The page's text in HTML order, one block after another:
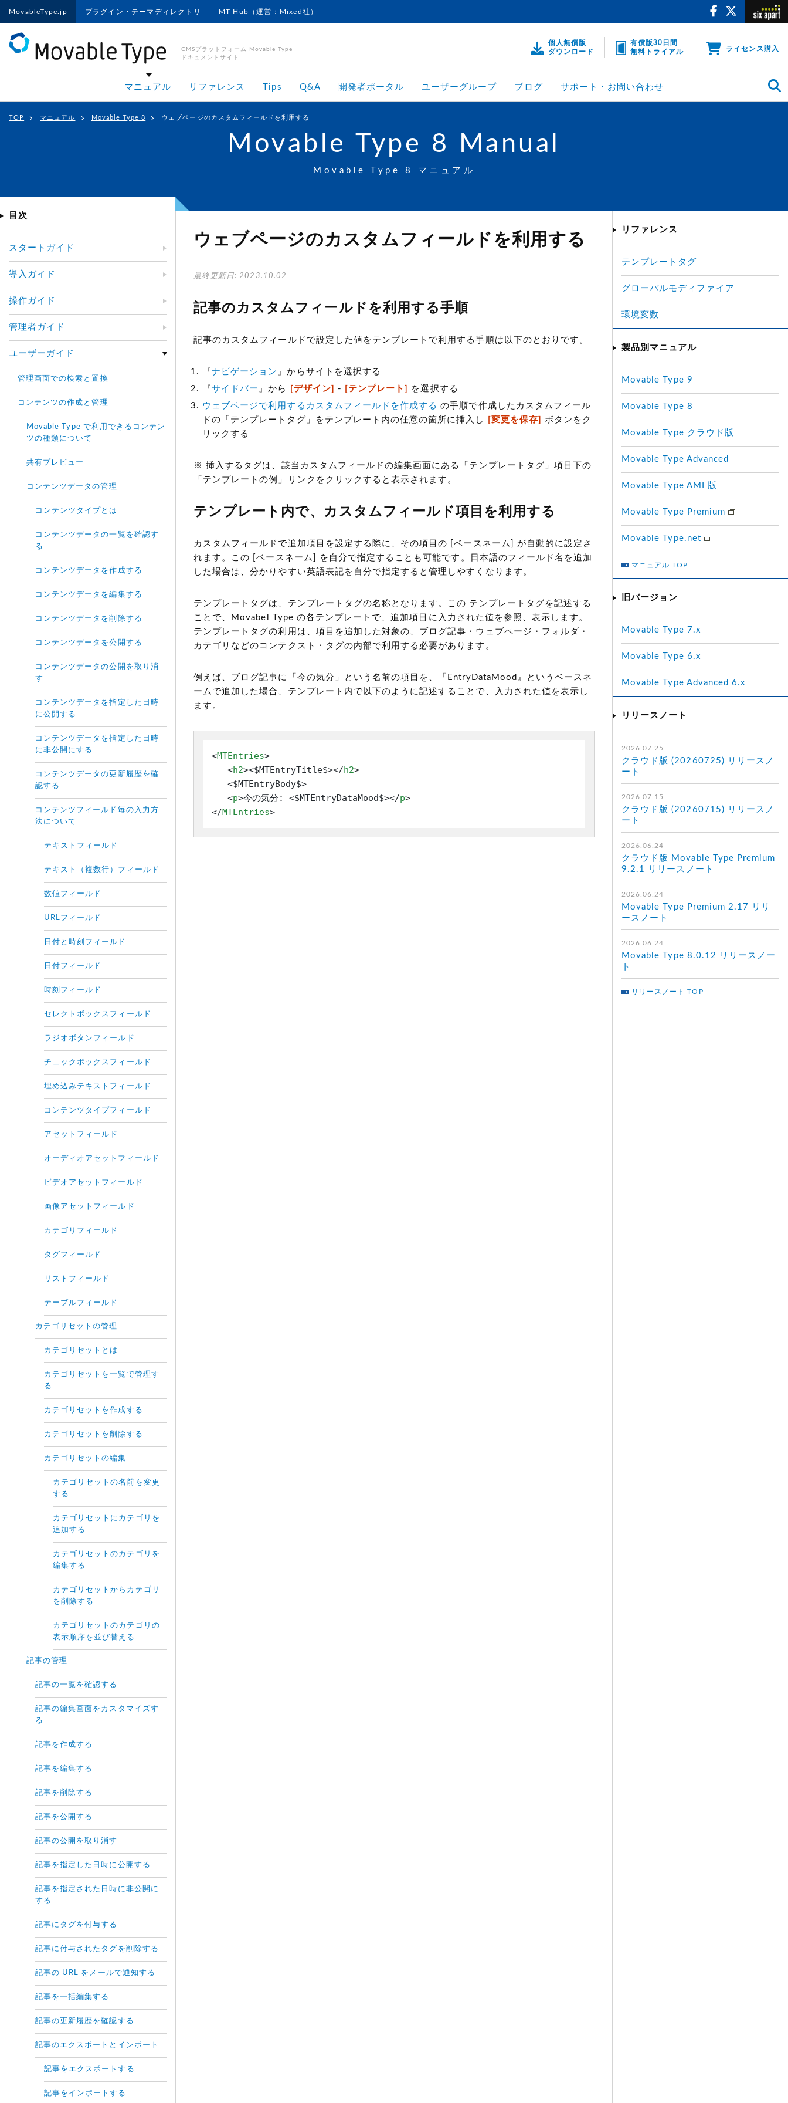
MovableType.jp プラグイン・テーマディレクトリ MT Hub（運営：Mixed社）
CMSプラットフォーム Movable Type
ドキュメントサイト
個人無償版
ダウンロード
有償版30日間
無料トライアル
ライセンス購入
マニュアル リファレンス Tips Q&A 開発者ポータル ユーザーグループ ブログ サポート・お問い合わせ
TOP マニュアル Movable Type 8 ウェブページのカスタムフィールドを利用する
Movable Type 8 Manual
Movable Type 8 マニュアル
ウェブページのカスタムフィールドを利用する
最終更新日: 2023.10.02
記事のカスタムフィールドを利用する手順
記事のカスタムフィールドで設定した値をテンプレートで利用する手順は以下のとおりです。
『ナビゲーション 』からサイトを選択する
『サイドバー 』から [デザイン] - [テンプレート]
を選択する
ウェブページで利用するカスタムフィールドを作成する の手順で作成したカスタムフィール
ドの「テンプレートタグ」をテンプレート内の任意の箇所に挿入し
[変更を保存] ボタンをク
リックする
※ 挿入するタグは、該当カスタムフィールドの編集画面にある「テンプレートタグ」項目下の
「テンプレートの例」リンクをクリックすると表示されます。
テンプレート内で、カスタムフィールド項目を利用する
カスタムフィールドで追加項目を設定する際に、その項目の [ベースネーム] が自動的に設定さ
れます。この [ベースネーム] を自分で指定することも可能です。日本語のフィールド名を追加
した場合は、分かりやすい英語表記を自分で指定すると管理しやすくなります。
テンプレートタグは、テンプレートタグの名称となります。この テンプレートタグを記述する
ことで、Movabel Type の各テンプレートで、追加項目に入力された値を参照、表示します。
テンプレートタグの利用は、項目を追加した対象の、ブログ記事・ウェブページ・フォルダ・
カテゴリなどのコンテクスト・タグの内部で利用する必要があります。
例えば、ブログ記事に「今の気分」という名前の項目を、『EntryDataMood』というベースネ
ームで追加した場合、テンプレート内で以下のように記述することで、入力された値を表示し
ます。
<MTEntries>
<h2><$MTEntryTitle$></h2>
   <$MTEntryBody$>
<p>今の気分: <$MTEntryDataMood$></p>
</MTEntries>
目次
スタートガイド
導入ガイド
操作ガイド
管理者ガイド
ユーザーガイド
管理画面での検索と置換
コンテンツの作成と管理
Movable Type で利用できるコンテン
ツの種類について
共有プレビュー
コンテンツデータの管理
コンテンツタイプとは
コンテンツデータの一覧を確認す
る
コンテンツデータを作成する
コンテンツデータを編集する
コンテンツデータを削除する
コンテンツデータを公開する
コンテンツデータの公開を取り消
す
コンテンツデータを指定した日時
に公開する
コンテンツデータを指定した日時
に非公開にする
コンテンツデータの更新履歴を確
認する
コンテンツフィールド毎の入力方
法について
テキストフィールド
テキスト（複数行）フィールド
数値フィールド
URLフィールド
日付と時刻フィールド
日付フィールド
時刻フィールド
セレクトボックスフィールド
ラジオボタンフィールド
チェックボックスフィールド
埋め込みテキストフィールド
コンテンツタイプフィールド
アセットフィールド
オーディオアセットフィールド
ビデオアセットフィールド
画像アセットフィールド
カテゴリフィールド
タグフィールド
リストフィールド
テーブルフィールド
カテゴリセットの管理
カテゴリセットとは
カテゴリセットを一覧で管理す
る
カテゴリセットを作成する
カテゴリセットを削除する
カテゴリセットの編集
カテゴリセットの名前を変更
する
カテゴリセットにカテゴリを
追加する
カテゴリセットのカテゴリを
編集する
カテゴリセットからカテゴリ
を削除する
カテゴリセットのカテゴリの
表示順序を並び替える
記事の管理
記事の一覧を確認する
記事の編集画面をカスタマイズす
る
記事を作成する
記事を編集する
記事を削除する
記事を公開する
記事の公開を取り消す
記事を指定した日時に公開する
記事を指定された日時に非公開に
する
記事にタグを付与する
記事に付与されたタグを削除する
記事の URL をメールで通知する
記事を一括編集する
記事の更新履歴を確認する
記事のエクスポートとインポート
記事をエクスポートする
記事をインポートする
リファレンス
テンプレートタグ
グローバルモディファイア
環境変数
製品別マニュアル
Movable Type 9
Movable Type 8
Movable Type クラウド版
Movable Type Advanced
Movable Type AMI 版
Movable Type Premium
Movable Type.net
マニュアル TOP
旧バージョン
Movable Type 7.x
Movable Type 6.x
Movable Type Advanced 6.x
リリースノート
2026.07.25
クラウド版 (20260725) リリースノ
ート
2026.07.15
クラウド版 (20260715) リリースノ
ート
2026.06.24
クラウド版 Movable Type Premium
9.2.1 リリースノート
2026.06.24
Movable Type Premium 2.17 リリ
ースノート
2026.06.24
Movable Type 8.0.12 リリースノー
ト
リリースノート TOP